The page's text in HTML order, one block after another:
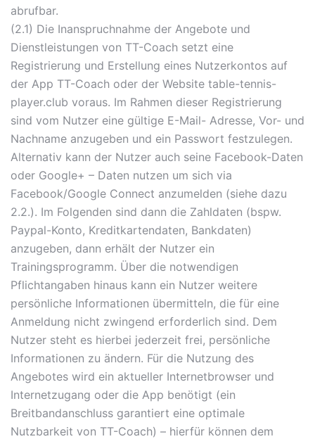
abrufbar.
(2.1) Die Inanspruchnahme der Angebote und
Dienstleistungen von TT-Coach setzt eine
Registrierung und Erstellung eines Nutzerkontos auf
der App TT-Coach oder der Website table-tennis-
player.club voraus. Im Rahmen dieser Registrierung
sind vom Nutzer eine gültige E-Mail- Adresse, Vor- und
Nachname anzugeben und ein Passwort festzulegen.
Alternativ kann der Nutzer auch seine Facebook-Daten
oder Google+ – Daten nutzen um sich via
Facebook/Google Connect anzumelden (siehe dazu
2.2.). Im Folgenden sind dann die Zahldaten (bspw.
Paypal-Konto, Kreditkartendaten, Bankdaten)
anzugeben, dann erhält der Nutzer ein
Trainingsprogramm. Über die notwendigen
Pflichtangaben hinaus kann ein Nutzer weitere
persönliche Informationen übermitteln, die für eine
Anmeldung nicht zwingend erforderlich sind. Dem
Nutzer steht es hierbei jederzeit frei, persönliche
Informationen zu ändern. Für die Nutzung des
Angebotes wird ein aktueller Internetbrowser und
Internetzugang oder die App benötigt (ein
Breitbandanschluss garantiert eine optimale
Nutzbarkeit von TT-Coach) – hierfür können dem